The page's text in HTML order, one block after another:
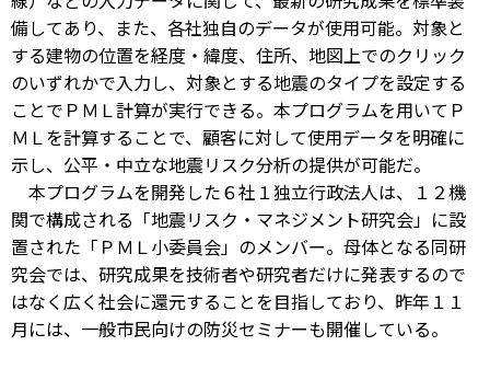
備してあり、また、各社独自のデータが使用可能。対象と
する建物の位置を経度・緯度、住所、地図上でのクリック
のいずれかで入力し、対象とする地震のタイプを設定する
ことでＰＭＬ計算が実行できる。本プログラムを用いてＰ
ＭＬを計算することで、顧客に対して使用データを明確に
示し、公平・中立な地震リスク分析の提供が可能だ。
本プログラムを開発した６社１独立行政法人は、１２機
関で構成される「地震リスク・マネジメント研究会」に設
置された「ＰＭＬ小委員会」のメンバー。母体となる同研
究会では、研究成果を技術者や研究者だけに発表するので
はなく広く社会に還元することを目指しており、昨年１１
月には、一般市民向けの防災セミナーも開催している。